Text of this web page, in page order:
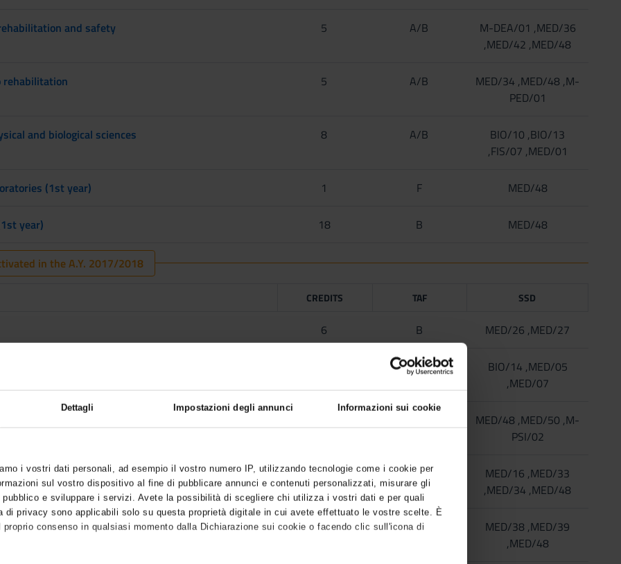
Dettagli Impostazioni degli annunci Informazioni sui cookie
i vostri dati personali, ad esempio il vostro numero IP, utilizzando tecnologie come i cookie per
sul vostro dispositivo al fine di pubblicare annunci e contenuti personalizzati, misurare gli
e sviluppare i servizi. Avete la possibilità di scegliere chi utilizza i vostri dati e per quali
di privacy sono applicabili solo su questa proprietà digitale in cui avete effettuato le vostre scelte. È
consenso in qualsiasi momento dalla Dichiarazione sui cookie o facendo clic sull'icona di
and safety 5 A/B
M-DEA/01 ,MED/36
,MED/42 ,MED/48
rehabilitation 5 A/B
MED/34 ,MED/48 ,M-
PED/01
and biological sciences 8 A/B
BIO/10 ,BIO/13
,FIS/07 ,MED/01
(1st year) 1 F MED/48
year) 18 B MED/48
in the A.Y. 2017/2018
CREDITS TAF SSD
6 B MED/26 ,MED/27
A/B
BIO/14 ,MED/05
,MED/07
MED/48 ,MED/50 ,M-
PSI/02
diseases 9 B
MED/16 ,MED/33
,MED/34 ,MED/48
5 B
MED/38 ,MED/39
,MED/48